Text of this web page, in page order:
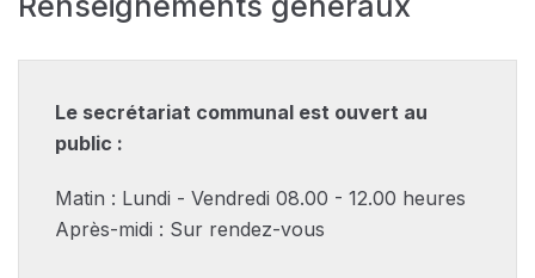
Le secrétariat communal est ouvert au
public :
Matin : Lundi - Vendredi 08.00 - 12.00 heures
Après-midi : Sur rendez-vous